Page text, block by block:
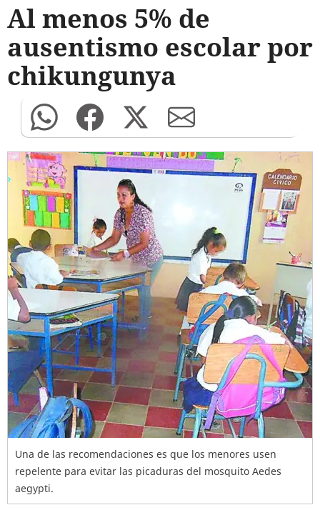
Al menos 5% de
ausentismo escolar por
chikungunya
Una de las recomendaciones es que los menores usen
repelente para evitar las picaduras del mosquito Aedes
aegypti.